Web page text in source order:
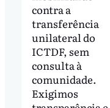
contra a
transferência
unilateral do
ICTDF, sem
consulta à
comunidade.
Exigimos